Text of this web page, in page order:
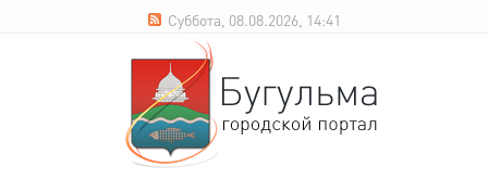
Суббота, 08.08.2026, 14:41